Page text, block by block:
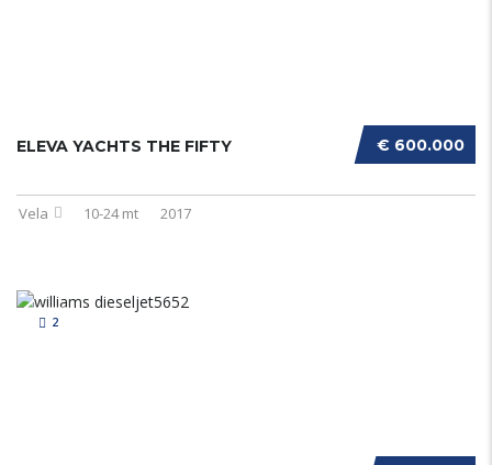
€ 600.000
ELEVA YACHTS THE FIFTY
Vela 10-24 mt 2017
2